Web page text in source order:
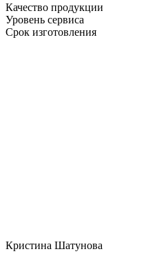
Качество продукции
Уровень сервиса
Срок изготовления
Кристина Шатунова